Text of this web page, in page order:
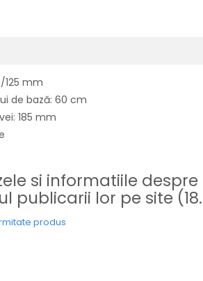
125 mm
de bază: 60 cm
185 mm
si informatiile
publicarii lor pe site
produs